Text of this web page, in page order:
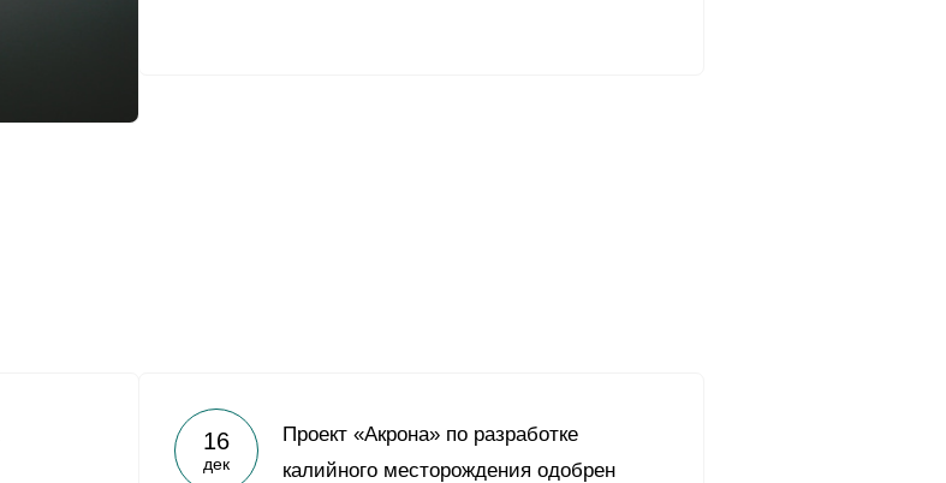
16
дек
Проект «Акрона» по разработке
калийного месторождения одобрен